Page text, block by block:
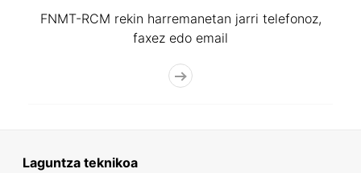
FNMT-RCM rekin harremanetan jarri telefonoz,
faxez edo email
Laguntza teknikoa